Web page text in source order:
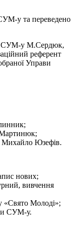
у та переведено
СУМ-у М.Сердюк,
референт
Управи
Мартинюк;
Михайло Юзефів.
нових;
вивчення
«Свято Молоді»;
СУМ-у.